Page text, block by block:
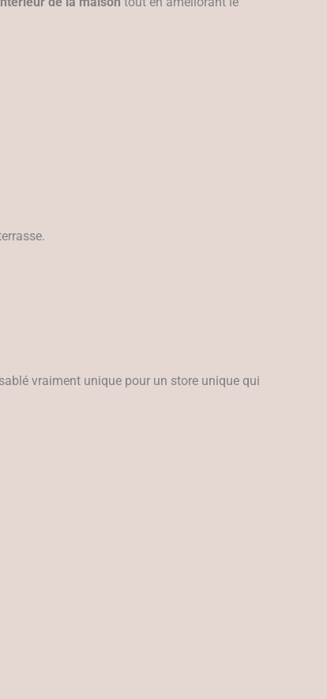
vraiment unique pour un store unique qui